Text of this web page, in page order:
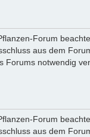
Forum
aus dem
notwendig
Forum
aus dem